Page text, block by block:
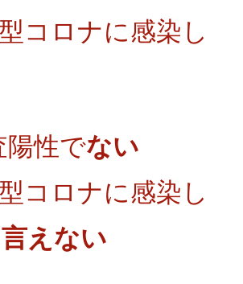
ロナに感染し
陽性でない
ロナに感染し
えない